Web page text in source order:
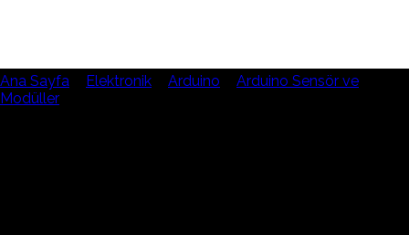
Ana Sayfa Elektronik Arduino
Arduino Sensör ve
Modüller